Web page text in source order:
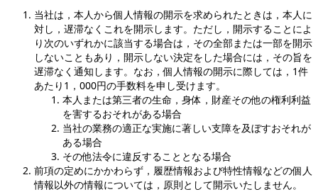
当社は，本人から個人情報の開示を求められたときは，本人に
対し，遅滞なくこれを開示します。ただし，開示することによ
り次のいずれかに該当する場合は，その全部または一部を開示
しないこともあり，開示しない決定をした場合には，その旨を
遅滞なく通知します。なお，個人情報の開示に際しては，1件
あたり1，000円の手数料を申し受けます。
本人または第三者の生命，身体，財産その他の権利利益
を害するおそれがある場合
当社の業務の適正な実施に著しい支障を及ぼすおそれが
ある場合
その他法令に違反することとなる場合
前項の定めにかかわらず，履歴情報および特性情報などの個人
情報以外の情報については，原則として開示いたしません。